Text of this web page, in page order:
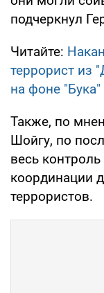
подчеркнул
Читайте:
террорист из
на фоне "Бука"
Также, по
Шойгу, по
весь
координации
террористов.